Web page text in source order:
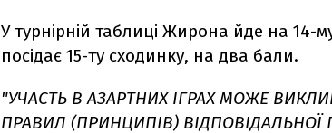
У турнірній таблиці Жирона йде на 14-
посідає 15-ту сходинку, на два бали.
"УЧАСТЬ В АЗАРТНИХ ІГРАХ МОЖЕ
ПРАВИЛ (ПРИНЦИПІВ) ВІДПОВІДАЛЬНОЇ